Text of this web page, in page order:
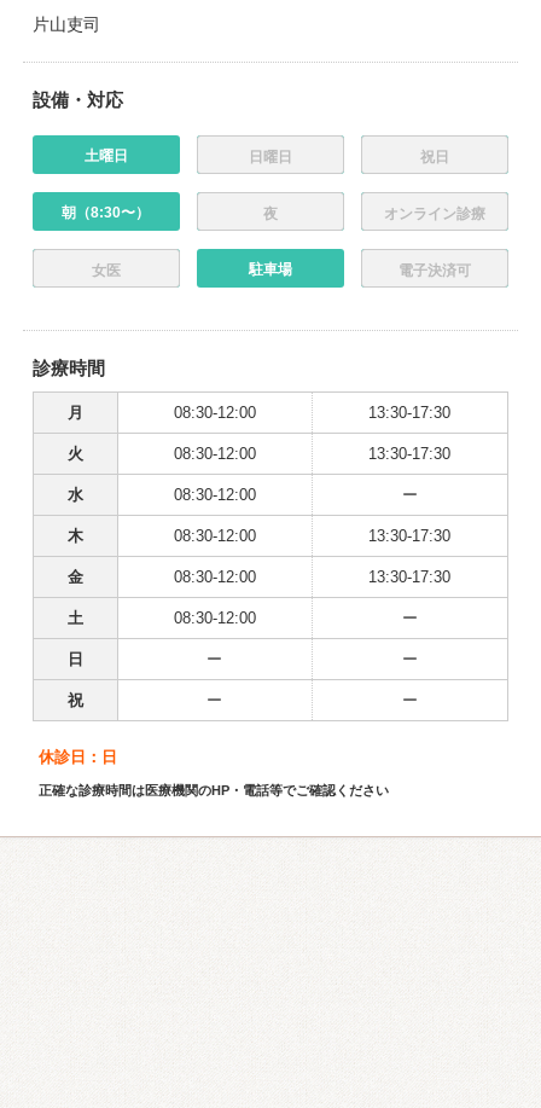
片山吏司
設備・対応
土曜日 日曜日 祝日
朝（8:30〜） 夜 オンライン診療
女医 駐車場 電子決済可
診療時間
月 08:30-12:00 13:30-17:30
火 08:30-12:00 13:30-17:30
水 08:30-12:00 ー
木 08:30-12:00 13:30-17:30
金 08:30-12:00 13:30-17:30
土 08:30-12:00 ー
日 ー ー
祝 ー ー
休診日：日
正確な診療時間は医療機関のHP・電話等でご確認ください